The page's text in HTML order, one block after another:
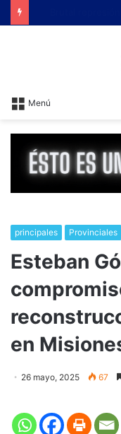
Menú
principales Provinciales
Esteban
en
26 mayo, 2025 67